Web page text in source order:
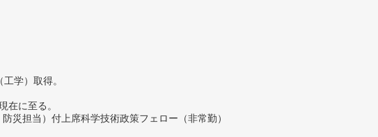
学）取得。
在に至る。
災担当）付上席科学技術政策フェロー（非常勤）